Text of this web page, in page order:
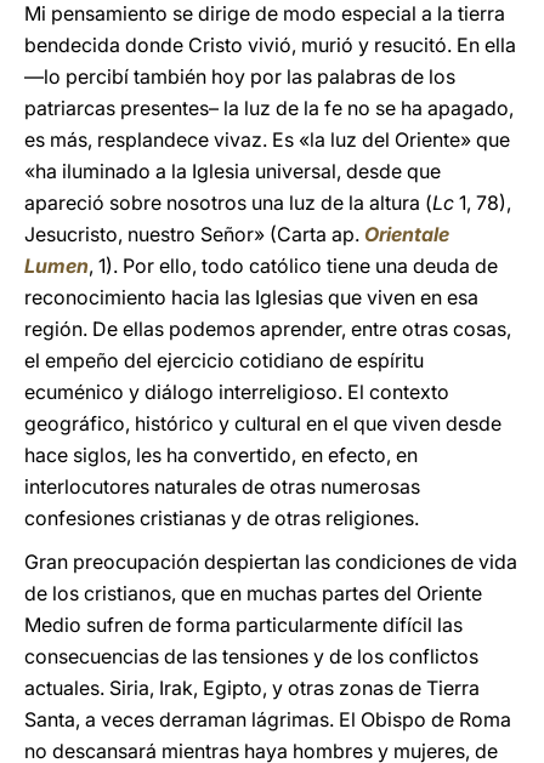
Mi pensamiento se dirige de modo especial a la tierra
bendecida donde Cristo vivió, murió y resucitó. En ella
—lo percibí también hoy por las palabras de los
patriarcas presentes– la luz de la fe no se ha apagado,
es más, resplandece vivaz. Es «la luz del Oriente» que
«ha iluminado a la Iglesia universal, desde que
apareció sobre nosotros una luz de la altura (Lc 1, 78),
Jesucristo, nuestro Señor» (Carta ap. Orientale
Lumen, 1). Por ello, todo católico tiene una deuda de
reconocimiento hacia las Iglesias que viven en esa
región. De ellas podemos aprender, entre otras cosas,
el empeño del ejercicio cotidiano de espíritu
ecuménico y diálogo interreligioso. El contexto
geográfico, histórico y cultural en el que viven desde
hace siglos, les ha convertido, en efecto, en
interlocutores naturales de otras numerosas
confesiones cristianas y de otras religiones.
Gran preocupación despiertan las condiciones de vida
de los cristianos, que en muchas partes del Oriente
Medio sufren de forma particularmente difícil las
consecuencias de las tensiones y de los conflictos
actuales. Siria, Irak, Egipto, y otras zonas de Tierra
Santa, a veces derraman lágrimas. El Obispo de Roma
no descansará mientras haya hombres y mujeres, de